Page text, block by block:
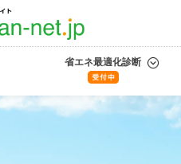
省エネ最適化診断